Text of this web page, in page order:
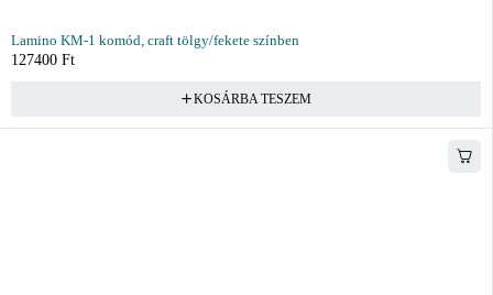
Lamino KM-1 komód, craft tölgy/fekete színben
127400 Ft
KOSÁRBA TESZEM